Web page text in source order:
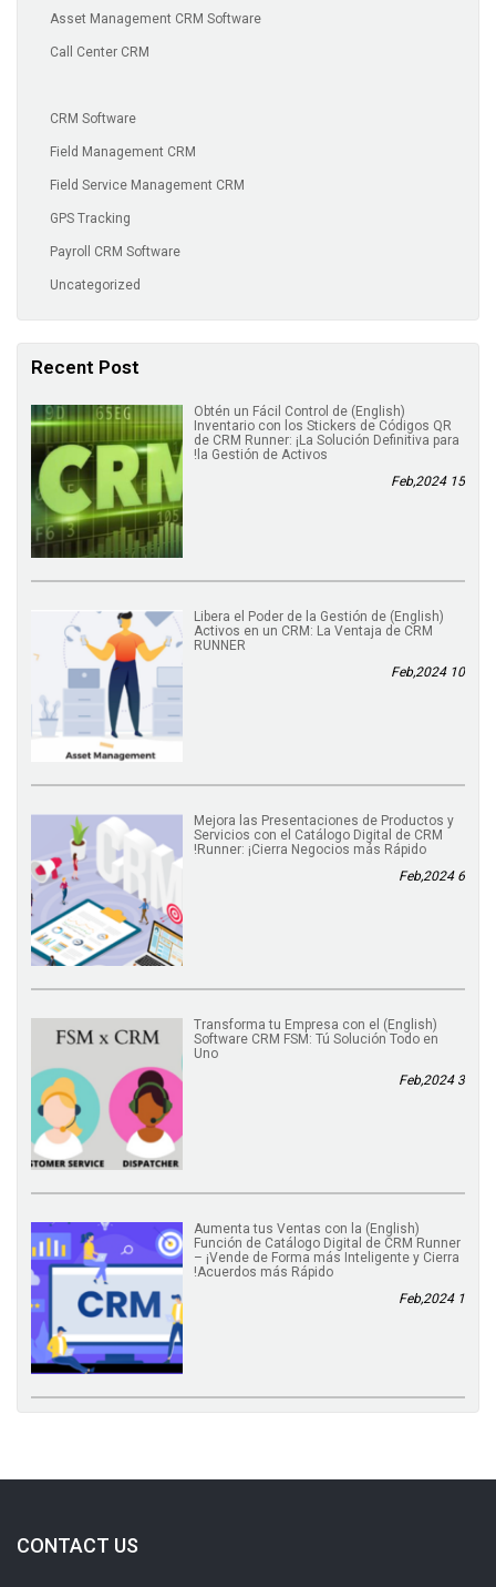
Asset Management CRM Software
Call Center CRM
CRM Software
Field Management CRM
Field Service Management CRM
GPS Tracking
Payroll CRM Software
Uncategorized
Recent Post
(English) Obtén un Fácil Control de
Inventario con los Stickers de Códigos QR
de CRM Runner: ¡La Solución Definitiva para
la Gestión de Activos!
15 Feb,2024
(English) Libera el Poder de la Gestión de
Activos en un CRM: La Ventaja de CRM
RUNNER
10 Feb,2024
Mejora las Presentaciones de Productos y
Servicios con el Catálogo Digital de CRM
Runner: ¡Cierra Negocios más Rápido!
6 Feb,2024
(English) Transforma tu Empresa con el
Software CRM FSM: Tú Solución Todo en
Uno
3 Feb,2024
(English) Aumenta tus Ventas con la
Función de Catálogo Digital de CRM Runner
– ¡Vende de Forma más Inteligente y Cierra
Acuerdos más Rápido!
1 Feb,2024
CONTACT US